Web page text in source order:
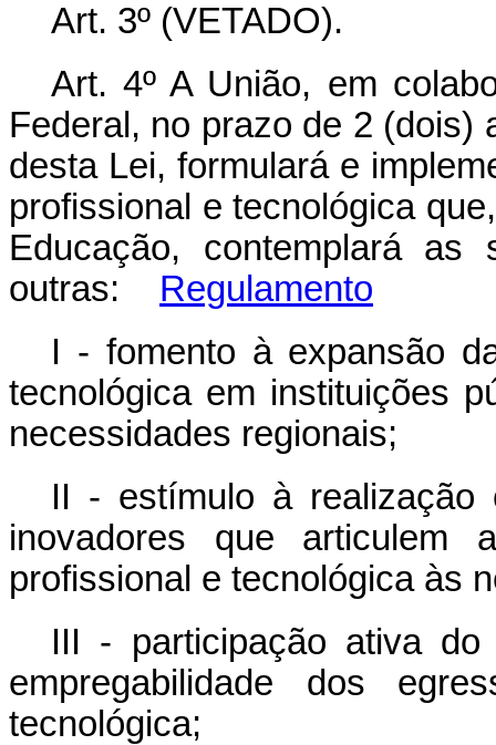
Art. 3º (VETADO).
Art. 4º A União, em
Federal, no prazo de 2 (dois)
desta Lei, formulará e
profissional e tecnológica
Educação, contemplará
outras: Regulamento
I - fomento à expansão
tecnológica em instituições
necessidades regionais;
II - estímulo à realização
inovadores que
profissional e tecnológica às
III - participação ativa
empregabilidade dos
tecnológica;